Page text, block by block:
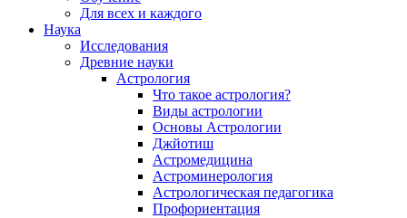
Для всех и каждого
Наука
Исследования
Древние науки
Астрология
Что такое астрология?
Виды астрологии
Основы Астрологии
Джйотиш
Астромедицина
Астроминерология
Астрологическая педагогика
Профориентация